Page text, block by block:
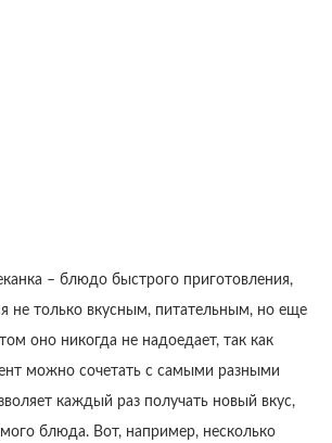
– блюдо быстрого приготовления,
не только вкусным, питательным, но еще
оно никогда не надоедает, так как
можно сочетать с самыми разными
каждый раз получать новый вкус,
блюда. Вот, например, несколько